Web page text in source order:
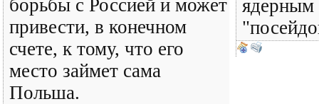
борьбы с Россией и может
привести, в конечном
счете, к тому, что его
место займет сама
Польша.
ядерным